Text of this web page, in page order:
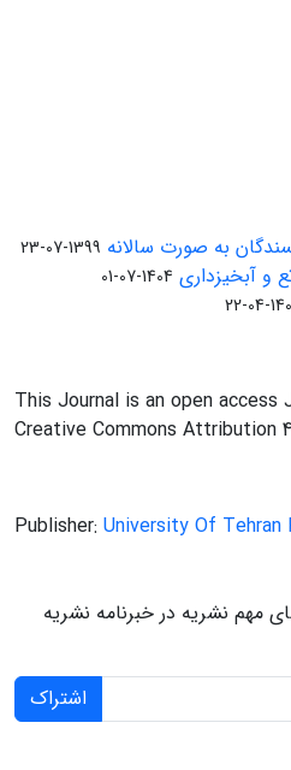
به صورت سالانه 1399-07-23
و آبخیزداری 1404-07-01
1402-
This Journal is an open access
Creative Commons Attribution
Publisher: University Of Tehran
مهم نشریه در خبرنامه نشریه
اشتراک